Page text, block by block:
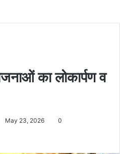
का लोकार्पण व
May 23, 2026 0